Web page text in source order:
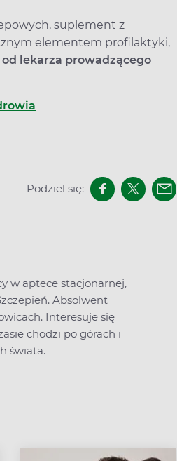
suplement z
elementem profilaktyki,
lekarza prowadzącego
Podziel się:
w aptece stacjonarnej,
Absolwent
Interesuje się
chodzi po górach i
świata.